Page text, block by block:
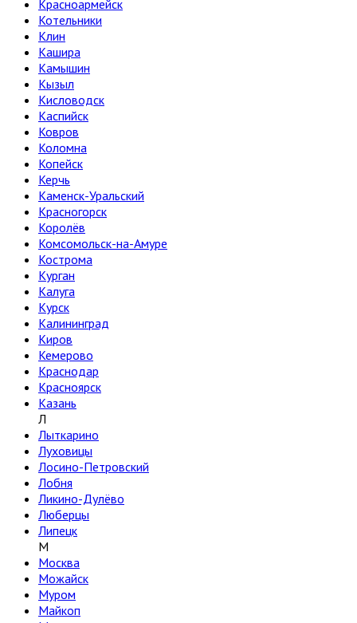
Красноармейск
Котельники
Клин
Кашира
Камышин
Кызыл
Кисловодск
Каспийск
Ковров
Коломна
Копейск
Керчь
Каменск-Уральский
Красногорск
Королёв
Комсомольск-на-Амуре
Кострома
Курган
Калуга
Курск
Калининград
Киров
Кемерово
Краснодар
Красноярск
Казань
Л
Лыткарино
Луховицы
Лосино-Петровский
Лобня
Ликино-Дулёво
Люберцы
Липецк
М
Москва
Можайск
Муром
Майкоп